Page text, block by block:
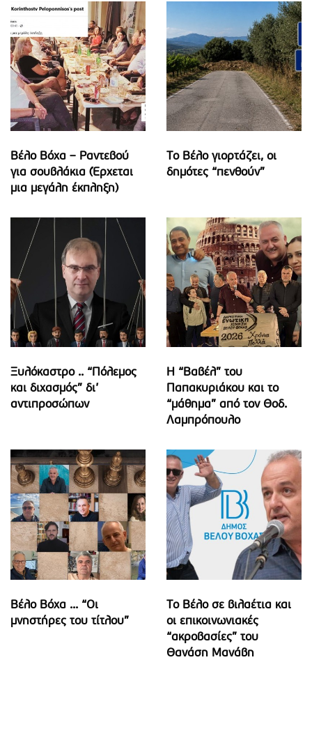
Βέλο Βόχα – Ραντεβού
για σουβλάκια (Έρχεται
μια μεγάλη έκπληξη)
Το Βέλο γιορτάζει, οι
δημότες “πενθούν”
Ξυλόκαστρο .. “Πόλεμος
και διχασμός” δι’
αντιπροσώπων
Η “Βαβέλ” του
Παπακυριάκου και το
“μάθημα” από τον Θοδ.
Λαμπρόπουλο
Βέλο Βόχα ... “Οι
μνηστήρες του τίτλου”
Το Βέλο σε βιλαέτια και
οι επικοινωνιακές
“ακροβασίες” του
Θανάση Μανάβη